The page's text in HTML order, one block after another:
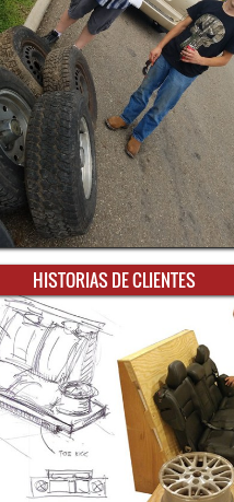
HISTORIAS DE CLIENTES